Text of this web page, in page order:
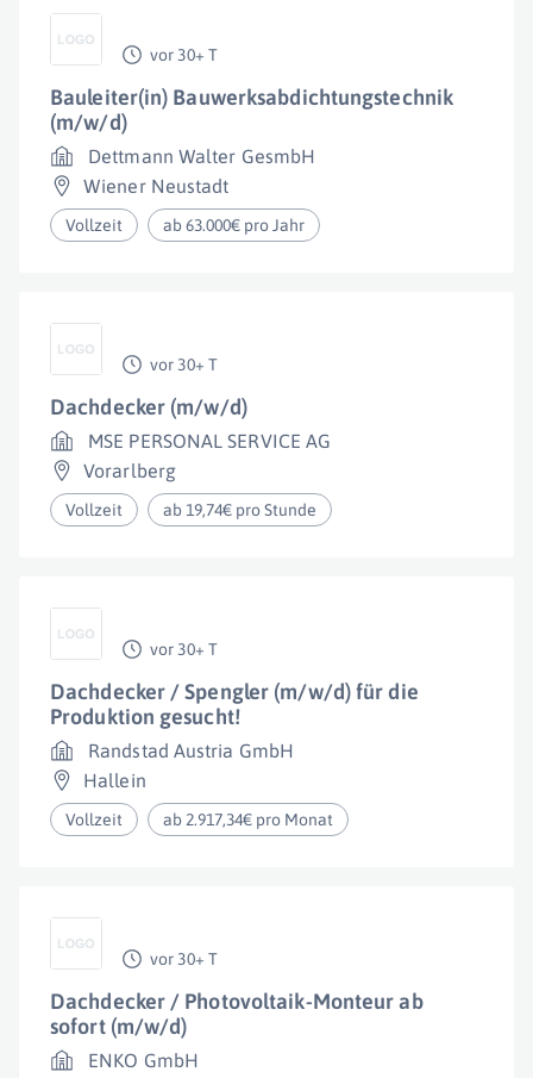
vor 30+ T
Bauleiter(in) Bauwerksabdichtungstechnik
(m/w/d)
Dettmann Walter GesmbH
Wiener Neustadt
Vollzeit ab 63.000€ pro Jahr
vor 30+ T
Dachdecker (m/w/d)
MSE PERSONAL SERVICE AG
Vorarlberg
Vollzeit ab 19,74€ pro Stunde
vor 30+ T
Dachdecker / Spengler (m/w/d) für die
Produktion gesucht!
Randstad Austria GmbH
Hallein
Vollzeit ab 2.917,34€ pro Monat
vor 30+ T
Dachdecker / Photovoltaik-Monteur ab
sofort (m/w/d)
ENKO GmbH